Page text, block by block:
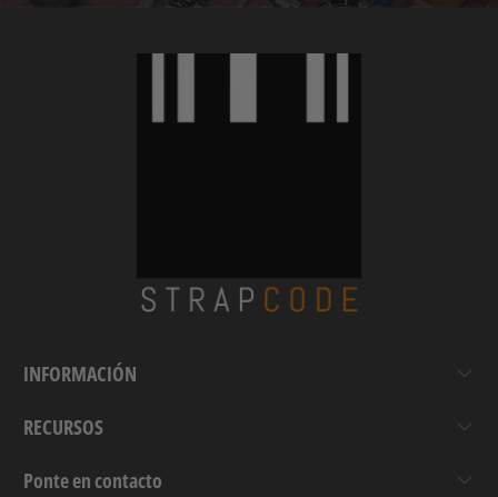
INFORMACIÓN
RECURSOS
Ponte en contacto